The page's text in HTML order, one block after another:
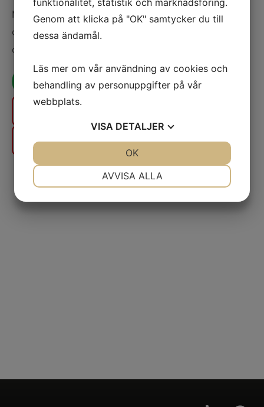
Med total närvaro och en röst fylld av både kraft
och sårbarhet skapar hon ögonblick som känns,
det här blir något alldeles extra.
Biljettinformation
Genom att klicka på "OK" samtycker du till
dessa ändamål.
Läs mer om vår användning av cookies och
behandling av personuppgifter på vår
webbplats.
VISA DETALJER
AVVISA ALLA
OK